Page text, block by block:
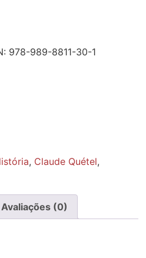
978-989-8811-30-1
, Claude Quétel,
Avaliações (0)